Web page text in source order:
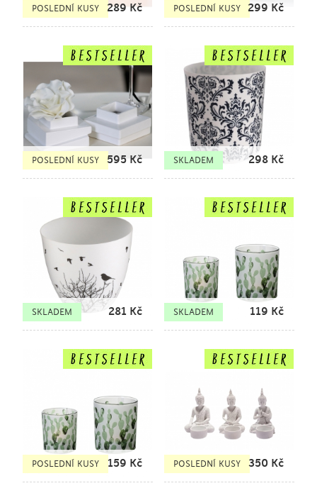
POSLEDNÍ KUSY 289Kč POSLEDNÍ KUSY 299 Kč
POSLEDNÍ KUSY 595 Kč SKLADEM 298 Kč
SKLADEM 281 Kč SKLADEM 119 Kč
POSLEDNÍ KUSY 159 Kč POSLEDNÍ KUSY 350 Kč